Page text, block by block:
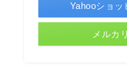
Yahooショッ
メルカ